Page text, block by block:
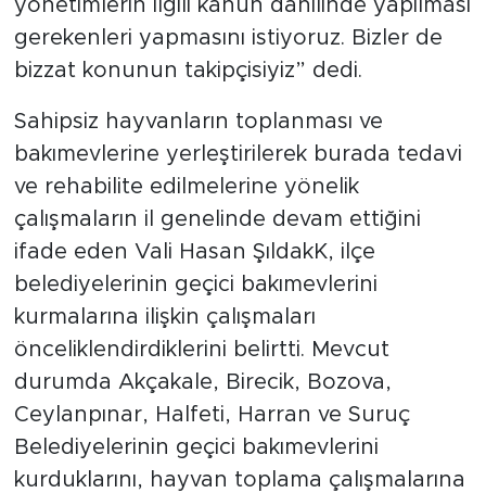
yönetimlerin ilgili kanun dahilinde yapılması
gerekenleri yapmasını istiyoruz. Bizler de
bizzat konunun takipçisiyiz” dedi.
Sahipsiz hayvanların toplanması ve
bakımevlerine yerleştirilerek burada tedavi
ve rehabilite edilmelerine yönelik
çalışmaların il genelinde devam ettiğini
ifade eden Vali Hasan ŞıldakK, ilçe
belediyelerinin geçici bakımevlerini
kurmalarına ilişkin çalışmaları
önceliklendirdiklerini belirtti. Mevcut
durumda Akçakale, Birecik, Bozova,
Ceylanpınar, Halfeti, Harran ve Suruç
Belediyelerinin geçici bakımevlerini
kurduklarını, hayvan toplama çalışmalarına